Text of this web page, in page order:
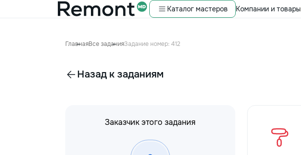
Каталог мастеров Компании и товары
ГлавнаяВсе заданияЗадание номер: 412
Назад к заданиям
Заказчик этого задания